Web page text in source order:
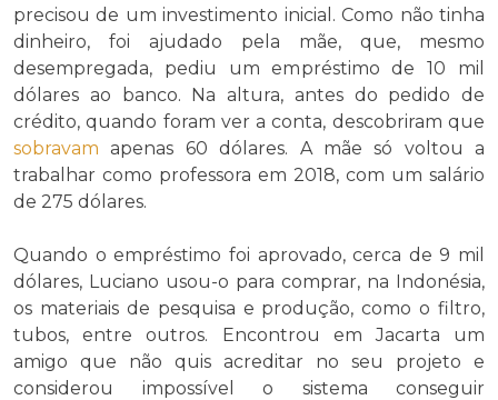
precisou de um investimento inicial. Como não tinha
dinheiro, foi ajudado pela mãe, que, mesmo
desempregada, pediu um empréstimo de 10 mil
dólares ao banco. Na altura, antes do pedido de
crédito, quando foram ver a conta, descobriram que
sobravam apenas 60 dólares. A mãe só voltou a
trabalhar como professora em 2018, com um salário
de 275 dólares.
Quando o empréstimo foi aprovado, cerca de 9 mil
dólares, Luciano usou-o para comprar, na Indonésia,
os materiais de pesquisa e produção, como o filtro,
tubos, entre outros. Encontrou em Jacarta um
amigo que não quis acreditar no seu projeto e
considerou impossível o sistema conseguir